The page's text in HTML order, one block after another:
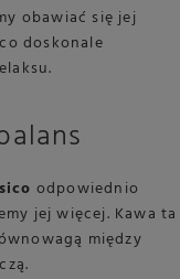
obawiać się jej
doskonale
odpowiednio
jej więcej. Kawa ta
między